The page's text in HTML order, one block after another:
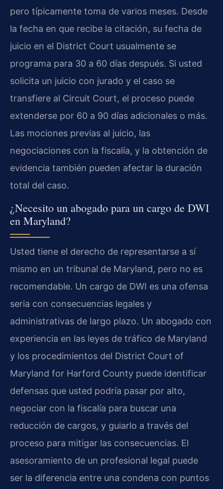
pero típicamente toma de varios meses. Desde
la fecha en que recibe la citación, su fecha de
juicio en el District Court usualmente se
programa para 30 a 60 días después. Si usted
solicita un juicio con jurado y el caso se
transfiere al Circuit Court, el proceso puede
extenderse por 60 a 90 días adicionales o más.
Las mociones previas al juicio, las
negociaciones con la fiscalía, y la obtención de
evidencia también pueden afectar la duración
total del caso.
¿Necesito un abogado para un cargo de DWI
en Maryland?
Usted tiene el derecho de representarse a sí
mismo en un tribunal de Maryland, pero no es
recomendable. Un cargo de DWI es una ofensa
seria con consecuencias legales y
administrativas de largo plazo. Un abogado con
experiencia en las leyes de tráfico de Maryland
y los procedimientos del District Court of
Maryland for Harford County puede identificar
defensas que usted podría pasar por alto,
negociar con la fiscalía para buscar una
reducción de cargos, y guiarlo a través del
proceso para mitigar las consecuencias. El
asesoramiento de un profesional legal puede
ser la diferencia entre una condena con puntos